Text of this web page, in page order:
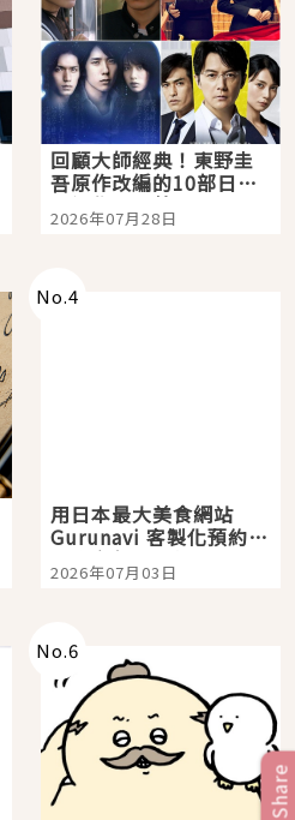
回顧大師經典！東野圭
吾原作改編的10部日本
影視作品推薦
2026年07月28日
No.4
用日本最大美食網站
Gurunavi 客製化預約九
大都市餐廳，打造專屬
美食體驗！
2026年07月03日
No.6
Share